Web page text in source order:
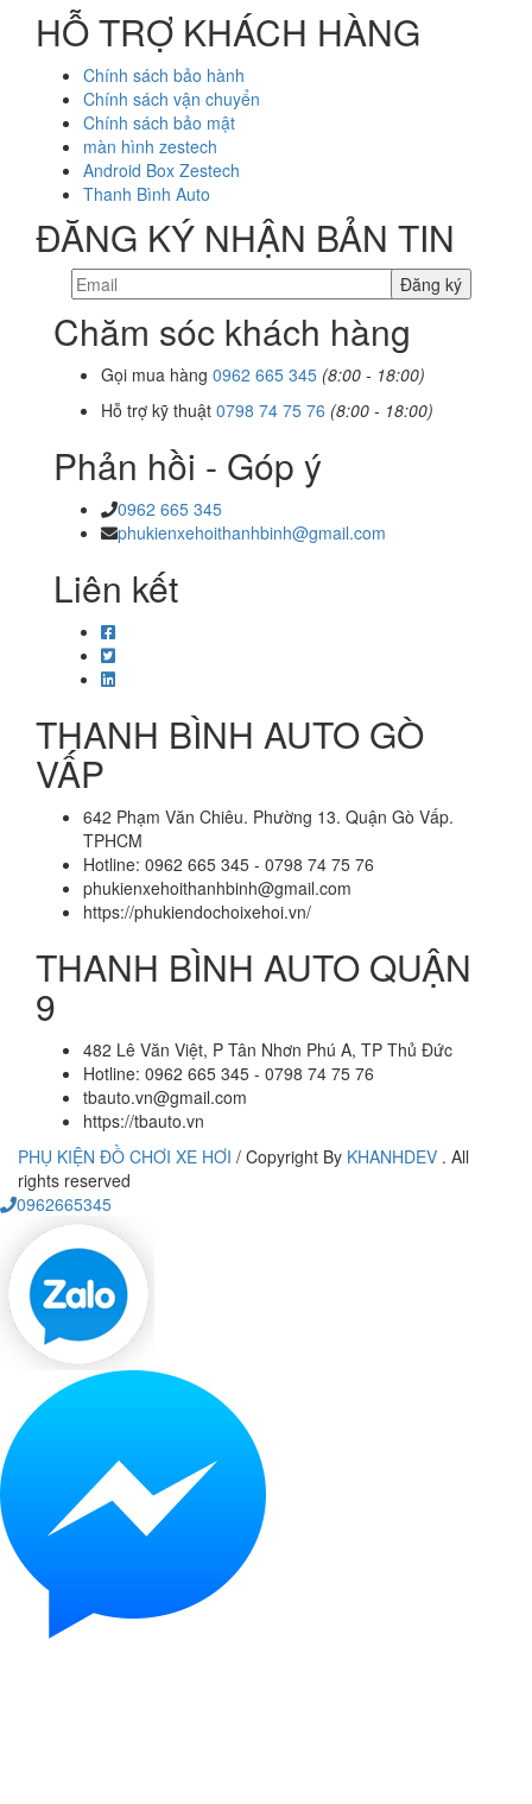
HỖ TRỢ KHÁCH HÀNG
Chính sách bảo hành
Chính sách vận chuyển
Chính sách bảo mật
màn hình zestech
Android Box Zestech
Thanh Bình Auto
ĐĂNG KÝ NHẬN BẢN TIN
Chăm sóc khách hàng
Gọi mua hàng 0962 665 345 (8:00 - 18:00)
Hỗ trợ kỹ thuật 0798 74 75 76 (8:00 - 18:00)
Phản hồi - Góp ý
0962 665 345
phukienxehoithanhbinh@gmail.com
Liên kết
THANH BÌNH AUTO GÒ
VẤP
642 Phạm Văn Chiêu. Phường 13. Quận Gò Vấp.
TPHCM
Hotline: 0962 665 345 - 0798 74 75 76
phukienxehoithanhbinh@gmail.com
https://phukiendochoixehoi.vn/
THANH BÌNH AUTO QUẬN
9
482 Lê Văn Việt, P Tân Nhơn Phú A, TP Thủ Đức
Hotline: 0962 665 345 - 0798 74 75 76
tbauto.vn@gmail.com
https://tbauto.vn
PHỤ KIỆN ĐỒ CHƠI XE HƠI / Copyright By KHANHDEV . All
rights reserved
0962665345